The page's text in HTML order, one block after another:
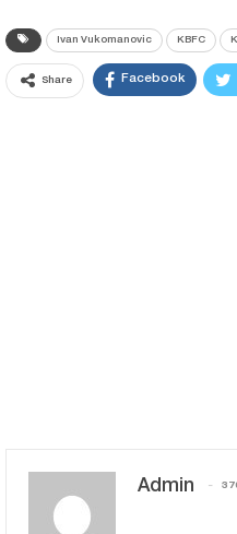
Ivan Vukomanovic KBFC
Share Facebook
Admin